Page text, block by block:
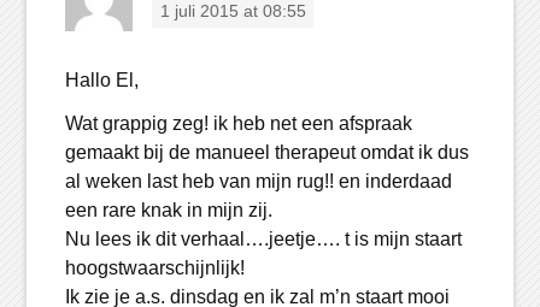
1 juli 2015 at 08:55
Hallo El,
Wat grappig zeg! ik heb net een afspraak
gemaakt bij de manueel therapeut omdat ik dus
al weken last heb van mijn rug!! en inderdaad
een rare knak in mijn zij.
Nu lees ik dit verhaal….jeetje…. t is mijn staart
hoogstwaarschijnlijk!
Ik zie je a.s. dinsdag en ik zal m’n staart mooi